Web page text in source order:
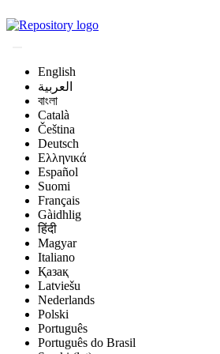
English
العربية
বাংলা
Català
Čeština
Deutsch
Ελληνικά
Español
Suomi
Français
Gàidhlig
हिंदी
Magyar
Italiano
Қазақ
Latviešu
Nederlands
Polski
Português
Português do Brasil